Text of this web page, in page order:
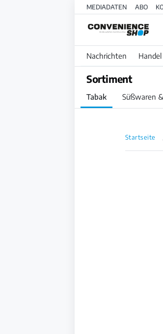
MEDIADATEN ABO
Nachrichten Handel
Sortiment
Tabak Süßwaren
Startseite